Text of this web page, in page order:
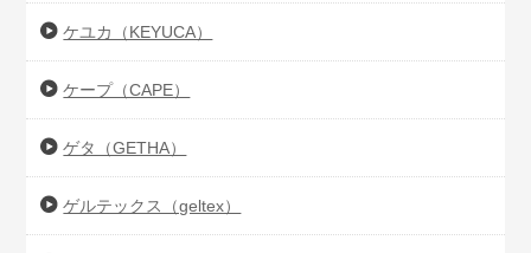
ケユカ（KEYUCA）
ケープ（CAPE）
ゲタ（GETHA）
ゲルテックス（geltex）